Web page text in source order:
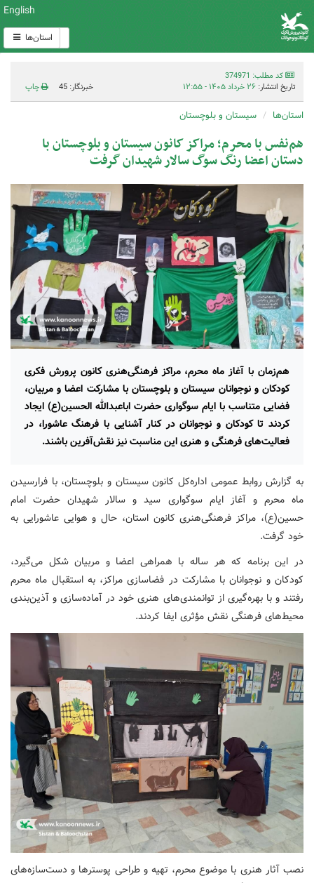
English
استان‌ها
کد مطلب: 374971
تاریخ انتشار: ۲۶ خرداد ۱۴۰۵ - ۱۲:۵۵ خبرنگار: 45 چاپ
استان‌ها سیستان و بلوچستان
هم‌نفس با محرم؛ مراکز کانون سیستان و بلوچستان با
دستان اعضا رنگ سوگ سالار شهیدان گرفت
هم‌زمان با آغاز ماه محرم، مراکز فرهنگی‌هنری کانون پرورش فکری
کودکان و نوجوانان سیستان و بلوچستان با مشارکت اعضا و مربیان،
فضایی متناسب با ایام سوگواری حضرت اباعبدالله الحسین(ع) ایجاد
کردند تا کودکان و نوجوانان در کنار آشنایی با فرهنگ عاشورا، در
فعالیت‌های فرهنگی و هنری این مناسبت نیز نقش‌آفرین باشند.
به گزارش روابط عمومی اداره‌کل کانون سیستان و بلوچستان، با فرارسیدن
ماه محرم و آغاز ایام سوگواری سید و سالار شهیدان حضرت امام
حسین(ع)، مراکز فرهنگی‌هنری کانون استان، حال و هوایی عاشورایی به
خود گرفت.
در این برنامه که هر ساله با همراهی اعضا و مربیان شکل می‌گیرد،
کودکان و نوجوانان با مشارکت در فضاسازی مراکز، به استقبال ماه محرم
رفتند و با بهره‌گیری از توانمندی‌های هنری خود در آماده‌سازی و آذین‌بندی
محیط‌های فرهنگی نقش مؤثری ایفا کردند.
نصب آثار هنری با موضوع محرم، تهیه و طراحی پوسترها و دست‌سازه‌های